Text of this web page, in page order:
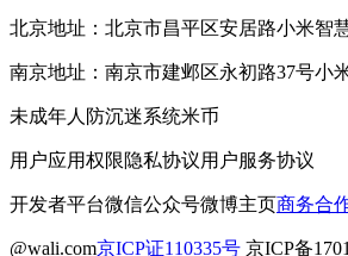
北京地址：北京市昌平区安居路小米智
南京地址：南京市建邺区永初路37号小
未成年人防沉迷系统米币
用户应用权限隐私协议用户服务协议
开发者平台微信公众号微博主页商务合
@wali.com京ICP证110335号 京ICP备